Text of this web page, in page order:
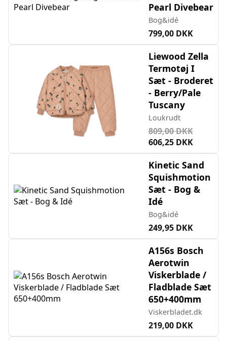
Pearl Divebear
Bog&idé
799,00 DKK
Liewood Zella
Termotøj I
Sæt - Broderet
- Berry/Pale
Tuscany
Loukrudt
809,00 DKK
606,25 DKK
Kinetic Sand
Squishmotion
Sæt - Bog &
Idé
Bog&idé
249,95 DKK
A156s Bosch
Aerotwin
Viskerblade /
Fladblade Sæt
650+400mm
Viskerbladet.dk
219,00 DKK